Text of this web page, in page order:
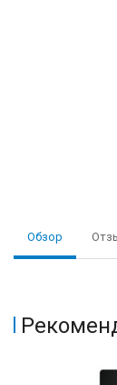
Обзор